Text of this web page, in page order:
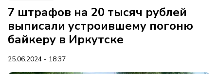
7 штрафов на 20 тысяч рублей
выписали устроившему погоню
байкеру в Иркутске
25.06.2024 - 18:37